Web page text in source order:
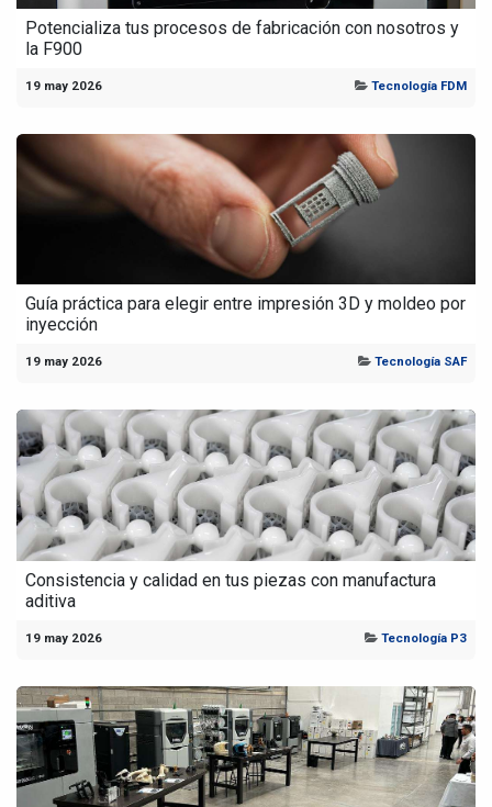
Potencializa tus procesos de fabricación con nosotros y
la F900
19 may 2026 Tecnología FDM
Guía práctica para elegir entre impresión 3D y moldeo por
inyección
19 may 2026 Tecnología SAF
Consistencia y calidad en tus piezas con manufactura
aditiva
19 may 2026 Tecnología P3